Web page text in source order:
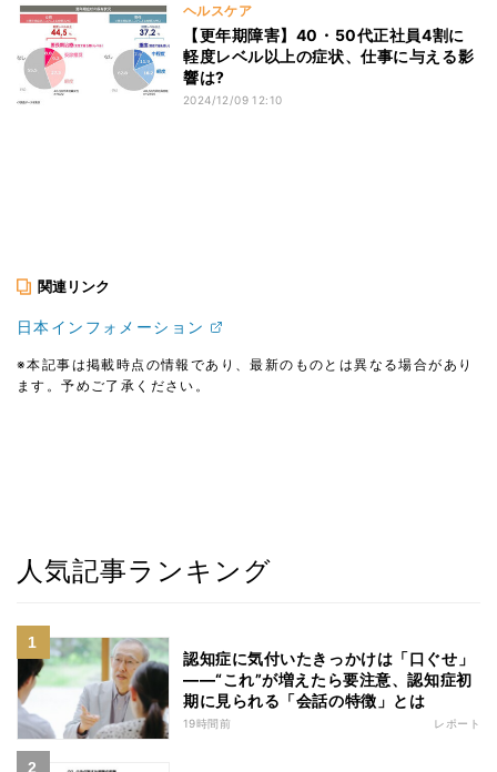
ヘルスケア
【更年期障害】40・50代正社員4割に
軽度レベル以上の症状、仕事に与える影
響は?
2024/12/09 12:10
関連リンク
日本インフォメーション
※本記事は掲載時点の情報であり、最新のものとは異なる場合があり
ます。予めご了承ください。
人気記事ランキング
認知症に気付いたきっかけは「口ぐせ」
――“これ”が増えたら要注意、認知症初
期に見られる「会話の特徴」とは
19時間前 レポート